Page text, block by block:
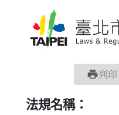
print列印
法規名稱：